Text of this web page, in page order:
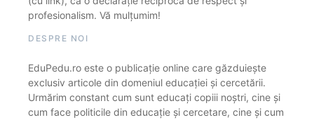
profesionalism. Vă mulțumim!
DESPRE NOI
EduPedu.ro este o publicație online care găzduiește
exclusiv articole din domeniul educației și cercetării.
Urmărim constant cum sunt educați copiii noștri, cine și
cum face politicile din educație și cercetare, cine și cum